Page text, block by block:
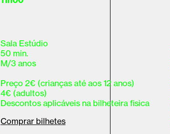
Sala Estúdio
50 min.
M/3 anos
Preço 2€ (crianças até aos 12 anos)
4€ (adultos)
Descontos aplicáveis na bilheteira fisica
Comprar bilhetes